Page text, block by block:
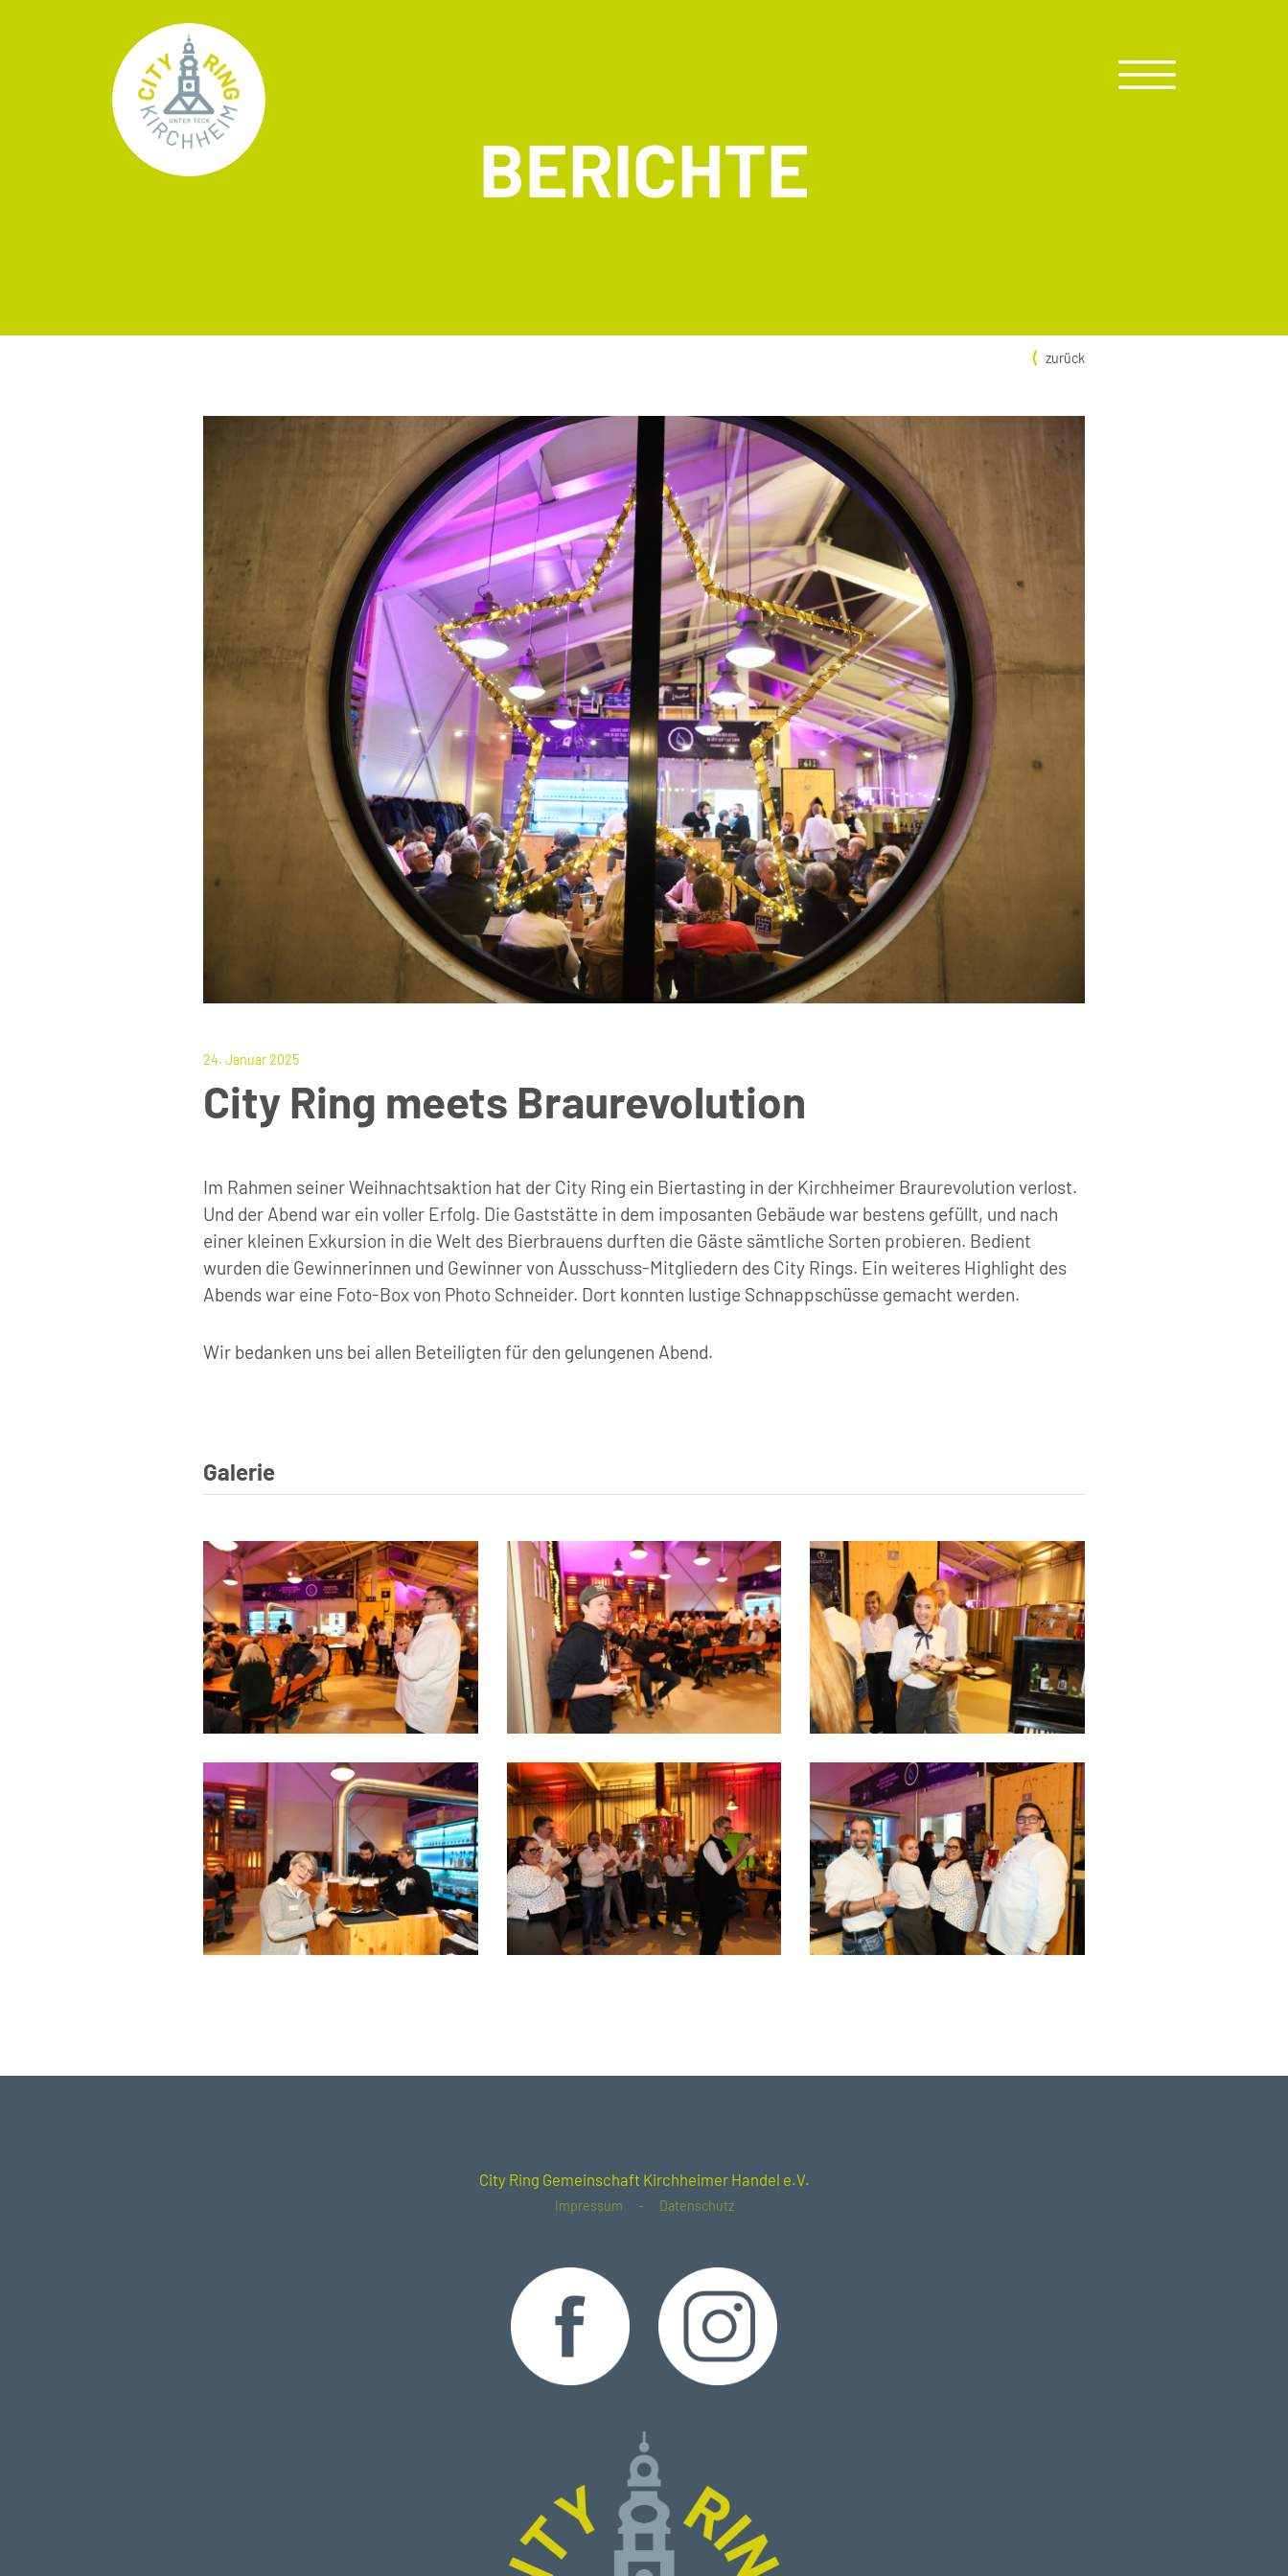
BERICHTE
zurück
24. Januar 2025
City Ring meets Braurevolution
Im Rahmen seiner Weihnachtsaktion hat der City Ring ein Biertasting in der Kirchheimer Braurevolution verlost.
Und der Abend war ein voller Erfolg. Die Gaststätte in dem imposanten Gebäude war bestens gefüllt, und nach
einer kleinen Exkursion in die Welt des Bierbrauens durften die Gäste sämtliche Sorten probieren. Bedient
wurden die Gewinnerinnen und Gewinner von Ausschuss-Mitgliedern des City Rings. Ein weiteres Highlight des
Abends war eine Foto-Box von Photo Schneider. Dort konnten lustige Schnappschüsse gemacht werden.
Wir bedanken uns bei allen Beteiligten für den gelungenen Abend.
Galerie
City Ring Gemeinschaft Kirchheimer Handel e.V.
Impressum Datenschutz